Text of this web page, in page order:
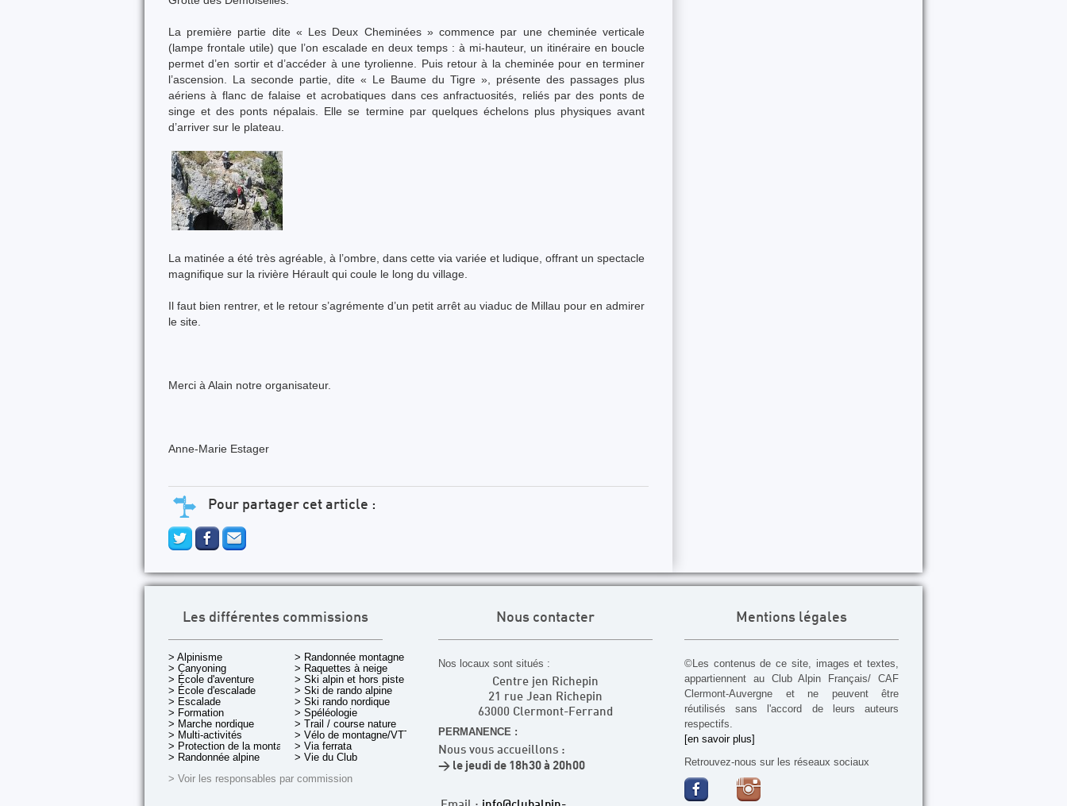
La première partie dite « Les Deux Cheminées » commence par une cheminée verticale
(lampe frontale utile) que l’on escalade en deux temps : à mi-hauteur, un itinéraire en boucle
permet d’en sortir et d’accéder à une tyrolienne. Puis retour à la cheminée pour en terminer
l’ascension. La seconde partie, dite « Le Baume du Tigre », présente des passages plus
aériens à flanc de falaise et acrobatiques dans ces anfractuosités, reliés par des ponts de
singe et des ponts népalais. Elle se termine par quelques échelons plus physiques avant
d’arriver sur le plateau.
La matinée a été très agréable, à l’ombre, dans cette via variée et ludique, offrant un spectacle
magnifique sur la rivière Hérault qui coule le long du village.
Il faut bien rentrer, et le retour s’agrémente d’un petit arrêt au viaduc de Millau pour en admirer
le site.
Merci à Alain notre organisateur.
Anne-Marie Estager
Pour partager cet article :
Les différentes commissions
> Alpinisme
> Canyoning
> École d'aventure
> École d'escalade
> Escalade
> Formation
> Marche nordique
> Multi-activités
> Protection de la montagne
> Randonnée alpine
> Randonnée montagne
> Raquettes à neige
> Ski alpin et hors piste
> Ski de rando alpine
> Ski rando nordique
> Spéléologie
> Trail / course nature
> Vélo de montagne/VTT
> Via ferrata
> Vie du Club
> Voir les responsables par commission
Nous contacter
Nos locaux sont situés :
Centre jen Richepin
21 rue Jean Richepin
63000 Clermont-Ferrand
PERMANENCE :
Nous vous accueillons :
> le jeudi de 18h30 à 20h00
Mentions légales
©Les contenus de ce site, images et textes,
appartiennent au Club Alpin Français/ CAF
Clermont-Auvergne et ne peuvent être
réutilisés sans l'accord de leurs auteurs
respectifs.
[en savoir plus]
Retrouvez-nous sur les réseaux sociaux